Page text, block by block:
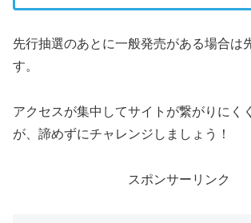
先行抽選のあとに一般発売がある場合は
す。
アクセスが集中してサイトが繋がりにく
が、諦めずにチャレンジしましょう！
スポンサーリンク